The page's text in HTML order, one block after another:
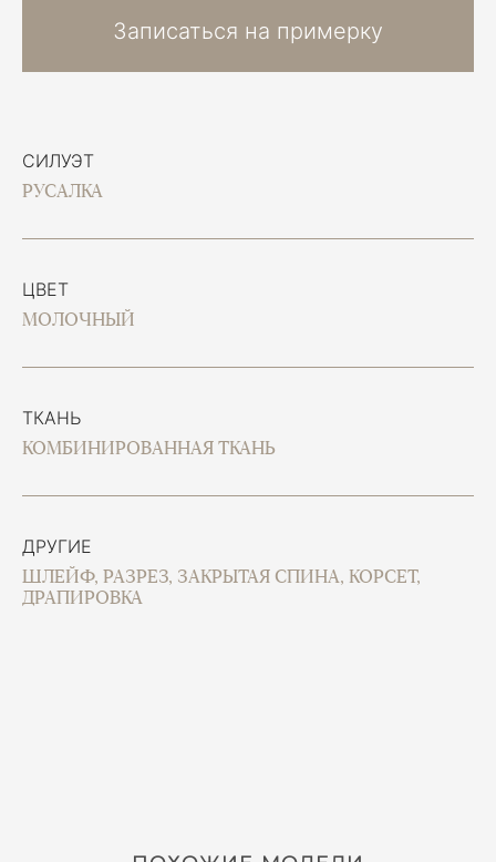
СИЛУЭТ
РУСАЛКА
ЦВЕТ
МОЛОЧНЫЙ
ТКАНЬ
КОМБИНИРОВАННАЯ ТКАНЬ
ДРУГИЕ
ШЛЕЙФ, РАЗРЕЗ, ЗАКРЫТАЯ СПИНА, КОРСЕТ,
ДРАПИРОВКА
Записаться на примерку